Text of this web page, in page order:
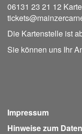
06131 23 21 12
Die Kartenstelle ist
Sie können uns Ihr
Impressum
Hinweise zum